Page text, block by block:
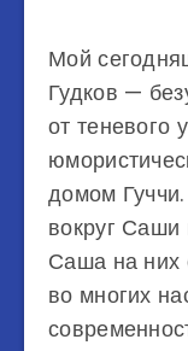
Мой
Гудков —
от теневого
домом
вокруг Саши
Саша на них
во многих